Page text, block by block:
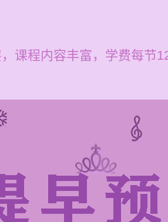
课程内容丰富，学费每节